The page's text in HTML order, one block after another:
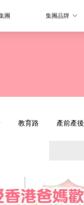
團 集團品牌
教育路 產前產後